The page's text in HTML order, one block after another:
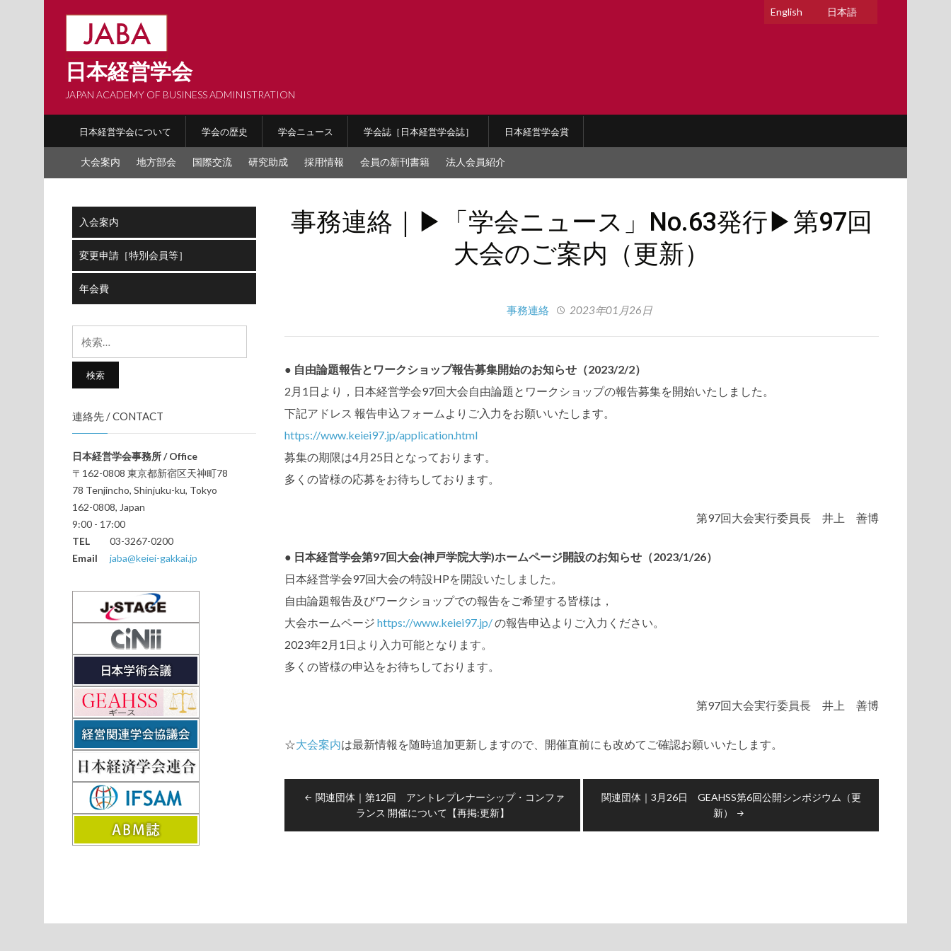
日本語
English
日本経営学会
JAPAN ACADEMY OF BUSINESS ADMINISTRATION
日本経営学会について 学会の歴史 学会ニュース 学会誌［日本経営学会誌］ 日本経営学会賞
大会案内 地方部会 国際交流 研究助成 採用情報 会員の新刊書籍 法人会員紹介
事務連絡｜▶︎「学会ニュース」No.63発行▶︎第97回
大会のご案内（更新）
事務連絡 2023年01月26日
● 自由論題報告とワークショップ報告募集開始のお知らせ（2023/2/2）
2月1日より，日本経営学会97回大会自由論題とワークショップの報告募集を開始いたしました。
下記アドレス 報告申込フォームよりご入力をお願いいたします。
https://www.keiei97.jp/application.html
募集の期限は4月25日となっております。
多くの皆様の応募をお待ちしております。
第97回大会実行委員長 井上 善博
● 日本経営学会第97回大会(神戸学院大学)ホームページ開設のお知らせ（2023/1/26）
日本経営学会97回大会の特設HPを開設いたしました。
自由論題報告及びワークショップでの報告をご希望する皆様は，
大会ホームページ https://www.keiei97.jp/の報告申込よりご入力ください。
2023年2月1日より入力可能となります。
多くの皆様の申込をお待ちしております。
第97回大会実行委員長 井上 善博
☆大会案内は最新情報を随時追加更新しますので、開催直前にも改めてご確認お願いいたします。
関連団体｜第12回 アントレプレナーシップ・コンファ
ランス 開催について【再掲:更新】
関連団体｜3月26日 GEAHSS第6回公開シンポジウム（更
新）
入会案内
変更申請［特別会員等］
年会費
索:
連絡先 / CONTACT
日本経営学会事務所 / Office
〒162-0808 東京都新宿区天神町78
78 Tenjincho, Shinjuku-ku, Tokyo
162-0808, Japan
9:00 - 17:00
TEL 03-3267-0200
Email jaba@keiei-gakkai.jp